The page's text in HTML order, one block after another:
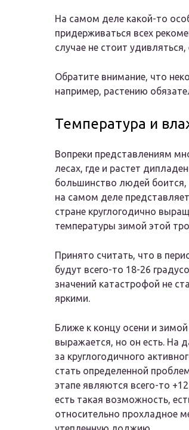
На самом деле какой-то
придерживаться всех
случае не стоит
Обратите внимание, что
например, растению
Температура и
Вопреки представлениям
лесах, где и растет
большинство людей
на самом деле
стране круглогодично
температуры зимой этой
Принято считать, что в
будут всего-то 18-26
значений катастрофой не
яркими.
Ближе к концу осени и
выражается, но он есть. На
за круглогодичного
стать определенной
этапе являются всего-то
есть такая возможность,
относительно прохладное